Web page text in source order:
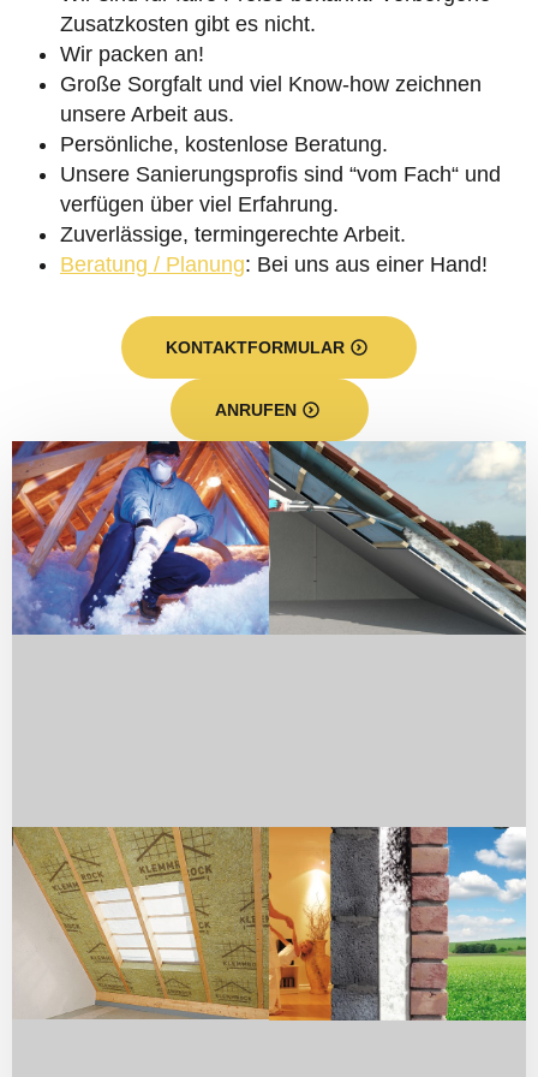
Zusatzkosten gibt es nicht.
Wir packen an!
Große Sorgfalt und viel Know-how zeichnen
unsere Arbeit aus.
Persönliche, kostenlose Beratung.
Unsere Sanierungsprofis sind “vom Fach“ und
verfügen über viel Erfahrung.
Zuverlässige, termingerechte Arbeit.
Beratung / Planung: Bei uns aus einer Hand!
KONTAKTFORMULAR
ANRUFEN